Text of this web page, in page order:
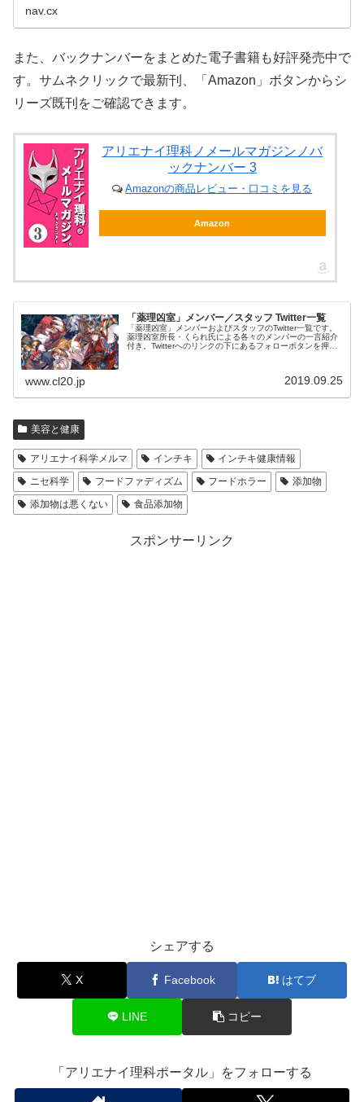
nav.cx
また、バックナンバーをまとめた電子書籍も好評発売中で
す。サムネクリックで最新刊、「Amazon」ボタンからシ
リーズ既刊をご確認できます。
アリエナイ理科ノメールマガジンノバ
ックナンバー 3
Amazonの商品レビュー・口コミを見る
Amazon
「薬理凶室」メンバー／スタッフ Twitter一覧
「薬理凶室」メンバーおよびスタッフのTwitter一覧です。
薬理凶室所長・くられ氏による各々のメンバーの一言紹介
付き。Twitterへのリンクの下にあるフォローボタンを押す
www.cl20.jp 2019.09.25
美容と健康
アリエナイ科学メルマ インチキ
インチキ健康情報
ニセ科学
フードファディズム フードホラー
添加物
添加物は悪くない
食品添加物
スポンサーリンク
シェアする
X Facebook はてブ
LINE コピー
「アリエナイ理科ポータル」をフォローする